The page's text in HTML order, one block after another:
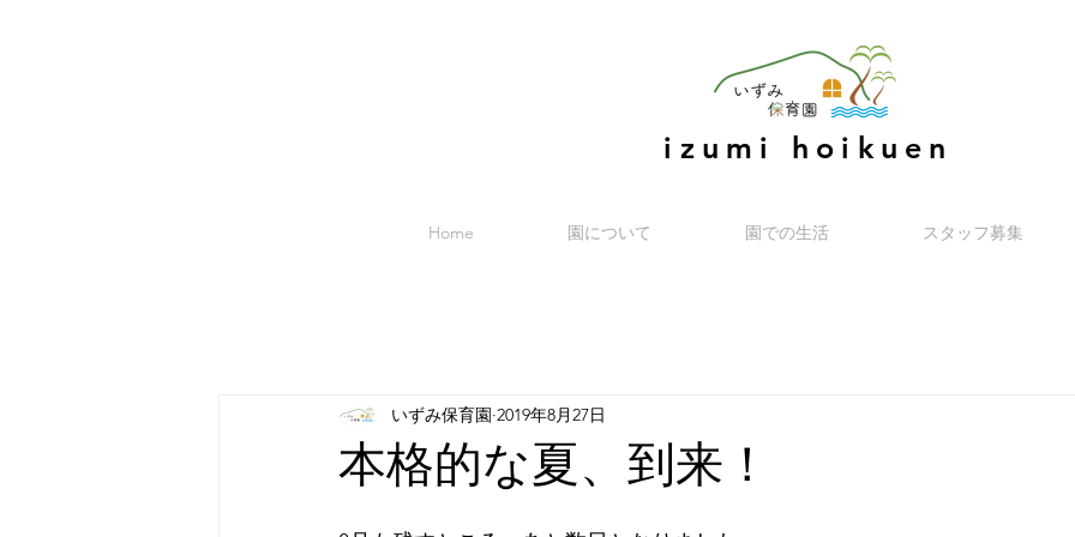
izumi hoikuen
Home 園について 園での生活 スタッフ募集
本格的な夏、到来！
いずみ保育園 2019年8月27日